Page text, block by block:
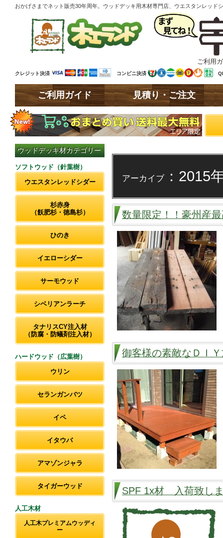
おかげさまでネット販売30年周年。ウッドデッキ用木材専門店、ウエスタンレッ
ご利用
クレジット決済 コンビニ決済
ご利用ガイド 見積り・ご注文
ウッドデッキ材カテゴリー
ソフトウッド（針葉樹）
ウエスタンレッドシダー
杉赤身
（飫肥杉・徳島杉）
ひのき
イエローシダー
サーモウッド
シベリアンラーチ
タナリスCY注入材
（防腐・防蟻剤注入材）
ハードウッド（広葉樹）
ウリン
セランガンバツ
イペ
イタウバ
アマゾンジャラ
タイガーウッド
人工木材
人工木プレミアムウッディ
ー
アーカイブ：2015
数量限定！！豪州産
御客様の素敵なＤＩ
SPF 1x材 入荷致し